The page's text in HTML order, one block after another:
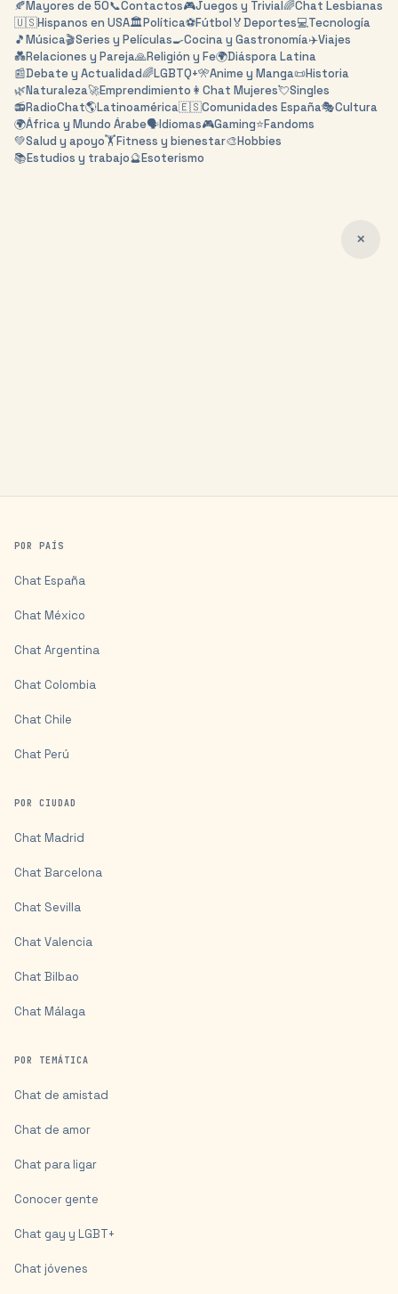
🍂Mayores de 50📞Contactos🎮Juegos y Trivial🌈Chat Lesbianas
🇺🇸Hispanos en USA🏛️Política⚽Fútbol🏅Deportes💻Tecnología
🎵Música🎬Series y Películas🍳Cocina y Gastronomía✈️Viajes
💑Relaciones y Pareja🙏Religión y Fe🌍Diáspora Latina
📰Debate y Actualidad🌈LGBTQ+🎌Anime y Manga📜Historia
🌿Naturaleza🚀Emprendimiento 👩 Chat Mujeres💘Singles
📻RadioChat🌎Latinoamérica🇪🇸Comunidades España🎭Cultura
🌍África y Mundo Árabe🗣️Idiomas🎮Gaming⭐Fandoms
💚Salud y apoyo🏋️Fitness y bienestar🎨Hobbies
📚Estudios y trabajo🔮Esoterismo
✕
POR PAÍS
Chat España
Chat México
Chat Argentina
Chat Colombia
Chat Chile
Chat Perú
POR CIUDAD
Chat Madrid
Chat Barcelona
Chat Sevilla
Chat Valencia
Chat Bilbao
Chat Málaga
POR TEMÁTICA
Chat de amistad
Chat de amor
Chat para ligar
Conocer gente
Chat gay y LGBT+
Chat jóvenes